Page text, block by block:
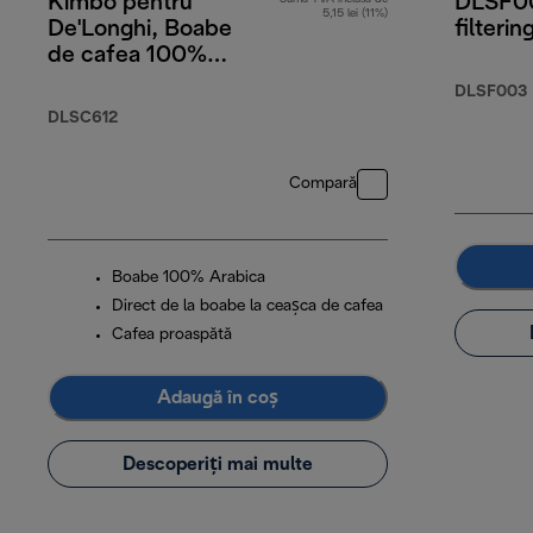
De'Longhi, Boabe
de cafea 100%
DLSC612
5,15 lei (11%)
Compară
Boabe 100% Arabica
Direct de la boabe la ceașca de cafea
Cafea proaspătă
Adaugă în coș
Descoperiți mai multe
DLSF003